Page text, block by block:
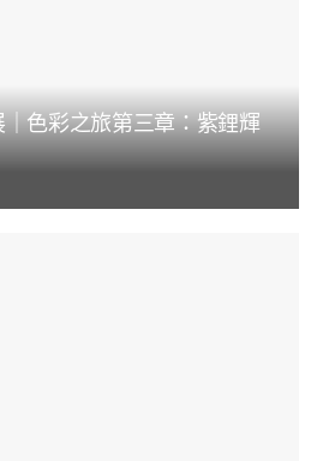
色彩之旅第三章：紫鋰輝